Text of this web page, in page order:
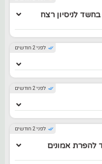
בחשד לניסיון רצח
לפני 2 חודשים
לפני 2 חודשים
לפני 2 חודשים
להפרת אמונים